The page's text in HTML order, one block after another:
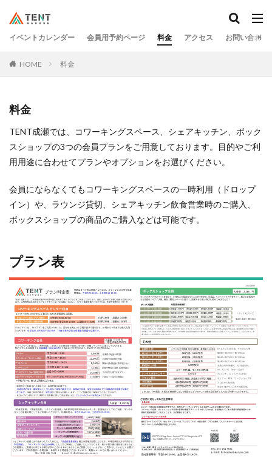
イベントカレンダー 会員用予約ページ 料金 アクセス お問い合わせ
HOME 料金
料金
TENT成瀬では、コワーキングスペース、シェアキッチン、ボック
スショップの3つの会員プランをご用意しております。目的やご利
用用途に合わせてプランやオプションをお選びください。
会員にならなくてもコワーキングスペースの一時利用（ドロップ
イン）や、ラウンジ貸切、シェアキッチン飲食営業時のご購入、
ボックスショップの商品のご購入などは可能です。
プラン表